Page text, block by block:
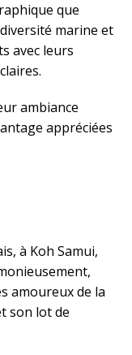
que
marine et
avec leurs
ambiance
appréciées
à Koh Samui,
amoureux de la
son lot de